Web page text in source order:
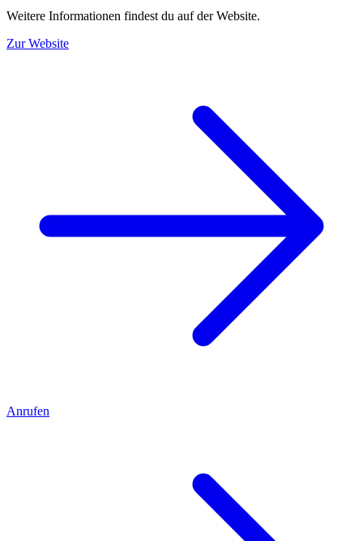
Weitere Informationen findest du auf der Website.
Zur Website
Anrufen